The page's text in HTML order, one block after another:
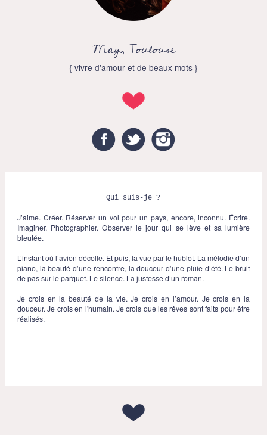
May, Toulouse
{ vivre d'amour et de beaux mots }
FacebookTwitter
Qui suis-je ?
J’aime. Créer. Réserver un vol pour un pays, encore, inconnu. Écrire.
Imaginer. Photographier. Observer le jour qui se lève et sa lumière
bleutée.
L’instant où l’avion décolle. Et puis, la vue par le hublot. La mélodie d’un
piano, la beauté d’une rencontre, la douceur d’une pluie d’été. Le bruit
de pas sur le parquet. Le silence. La justesse d’un roman.
Je crois en la beauté de la vie. Je crois en l’amour. Je crois en la
douceur. Je crois en l'humain. Je crois que les rêves sont faits pour être
réalisés.